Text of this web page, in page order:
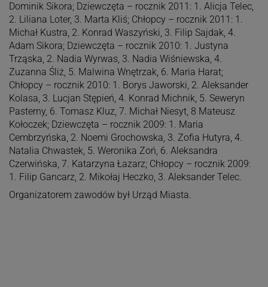
Dominik Sikora; Dziewczęta – rocznik 2011: 1. Alicja Telec,
2. Liliana Loter, 3. Marta Kliś; Chłopcy – rocznik 2011: 1.
Michał Kustra, 2. Konrad Waszyński, 3. Filip Sajdak, 4.
Adam Sikora; Dziewczęta – rocznik 2010: 1. Justyna
Trząska, 2. Nadia Wyrwas, 3. Nadia Wiśniewska, 4.
Zuzanna Śliż, 5. Malwina Wnętrzak, 6. Maria Harat;
Chłopcy – rocznik 2010: 1. Borys Jaworski, 2. Aleksander
Kolasa, 3. Lucjan Stępień, 4. Konrad Michnik, 5. Seweryn
Pasterny, 6. Tomasz Kluz, 7. Michał Niesyt, 8 Mateusz
Kołoczek; Dziewczęta – rocznik 2009: 1. Maria
Cembrzyńska, 2. Noemi Grochowska, 3. Zofia Hutyra, 4.
Natalia Chwastek, 5. Weronika Zoń, 6. Aleksandra
Czerwińska, 7. Katarzyna Łazarz; Chłopcy – rocznik 2009:
1. Filip Gancarz, 2. Mikołaj Heczko, 3. Aleksander Telec.
Organizatorem zawodów był Urząd Miasta.